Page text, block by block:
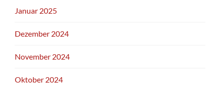
Januar 2025
Dezember 2024
November 2024
Oktober 2024